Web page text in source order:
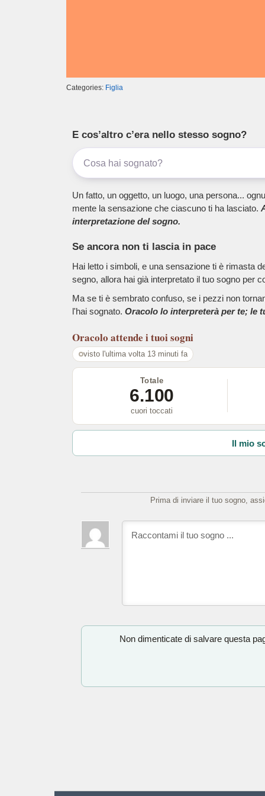
Categories: Figlia
E cos’altro c’era nello stesso sogno?
Un fatto, un oggetto, un luogo, una persona...
mente la sensazione che ciascuno ti ha lasciato.
interpretazione del sogno.
Se ancora non ti lascia in pace
Hai letto i simboli, e una sensazione ti è rimasta
segno, allora hai già interpretato il tuo sogno per
Ma se ti è sembrato confuso, se i pezzi non
l'hai sognato. Oracolo lo interpreterà per te; le
Oracolo attende i tuoi sogni
visto l'ultima volta 13 minuti fa
Totale
6.100
cuori toccati
Il mio
Prima di inviare il tuo sogno,
Non dimenticate di salvare questa